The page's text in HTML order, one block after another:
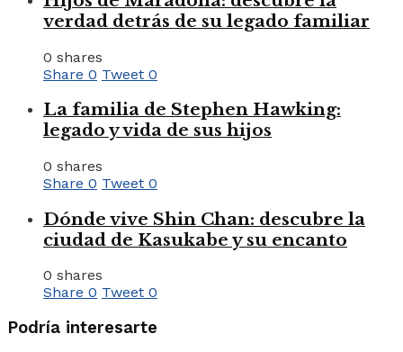
verdad detrás de su legado familiar
0 shares
Share 0 Tweet 0
La familia de Stephen Hawking:
legado y vida de sus hijos
0 shares
Share 0 Tweet 0
Dónde vive Shin Chan: descubre la
ciudad de Kasukabe y su encanto
0 shares
Share 0 Tweet 0
Podría interesarte